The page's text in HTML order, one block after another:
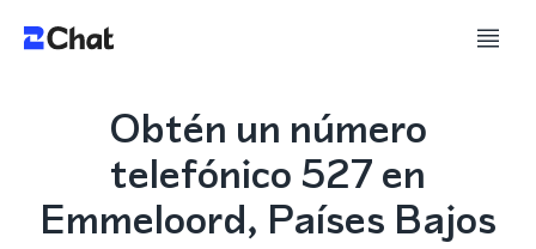
Obtén un número
telefónico 527 en
Emmeloord, Países Bajos